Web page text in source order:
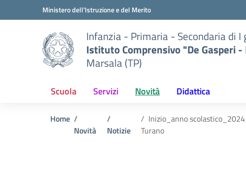
Vai ai contenuti
Vai al menu di navigazioneMinistero dell'Istruzione e del Merito
Infanzia - Primaria - Secondaria di
Istituto Comprensivo "De Gasperi -
Marsala (TP)
Scuola Servizi Novità Didattica
Home
Novità
Notizie
Inizio_anno
Turano